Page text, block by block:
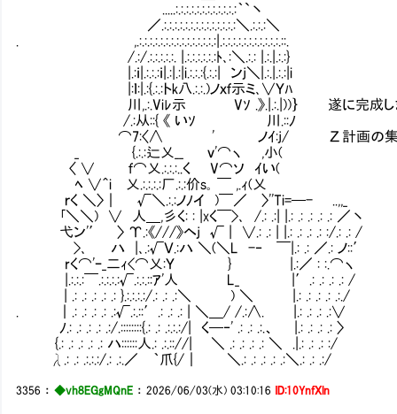
.....:.:.:.:.:.:.:.:.:.:.:.:｀`丶
／.:.:.:.:.:.:.:.:.:.:.:.:.:.:＼.:.:.:＼
. ,.:.:.:.:.:.:.:.:.:.:.:.:.:.:.:|.:.:.:.:.:.:.:.:.:.:.:.::.
/.:/.:.:.:.:.:. |.:.:.:.:.:.:ﾄ､:＼.:.: |.:.|.:.:}
|.:ｉ|.:.:.:ｉ|.:|.:|i.:.:.:{.:.:| ンj＼|.:.|.:.:|i
|:ｌ:|.:{.:.:トk八.:.:.)ノｘｆ示ミ､∨Ｙﾊ
川,.:.Viﾚ示㍉ Vｿ .》.|.:.|))｝ 遂に完成しま
/.:从::{ 《 いｿ 川.::ﾉ
⌒7:〈∧ ' ノｲ:j/ Ζ計画の集大成、
_ {.:.:辷乂__ ｖ'⌒ヽ ,小(
〈 ∨ ｆ⌒乂.:.:.:..く V⌒ソ ｲい(
ﾍ ∨＾i 乂.:.:.:.:厂.:.:价s｡ ￣ ,.ｨ(乂
ｒく ＼〉｜ √＼.:.:ノﾉイ )￣／ 〉''Ti=─- ..,,_
｢＼＼) ∨ 人＿,彡く: : |xく￣>､ /.: .:| |.: .: .: .: .: ／丶
弋ン'′ 〉 Υ.:《///》ヘj √ | ∨.: .: | |.: .: .: .: :/.: .: /
>､ ハ |､.:√Ｖ.:ハ ＼(＼L -‐ ￣|.: .: ／.: ノ::′
rく⌒'ｰ_二ｨ<⌒乂:Ｙ } |.:／ : :.⌒ヽ
|.:.:.:￣.:.:.:.:√.:.:.::ｱ'人 L_ |′.: .: .: .: /
| .: .: .: .: .: }.:.:.:.:/.: .: .:＼ ) ＼ |.: .: .: .: .:./
. ｜.: .: .: .: .:√.:.::′.: .: .: | ＼＿/ /.:∧. |.: .: .: .:∨
ﾉ.: .: .: .: .:/.::::::::{.: .: .:.:.:/| く─‐' .: .: .:.、 |.: .: .: .: 〉
{.: .: .: .: .: ハ::::::人.: .:.:://| ＼ .: .: .: .: ＼ .|.: .: .: :/
λ.: .: .:.:.:/.: .:.／ ｀爪{/｜ ＼.: .: .: .: .:＼.: .: .:/
3356 ：◆vh8EGgMQnE ：2026/06/03(水) 03:10:16 ID:10YnfXln